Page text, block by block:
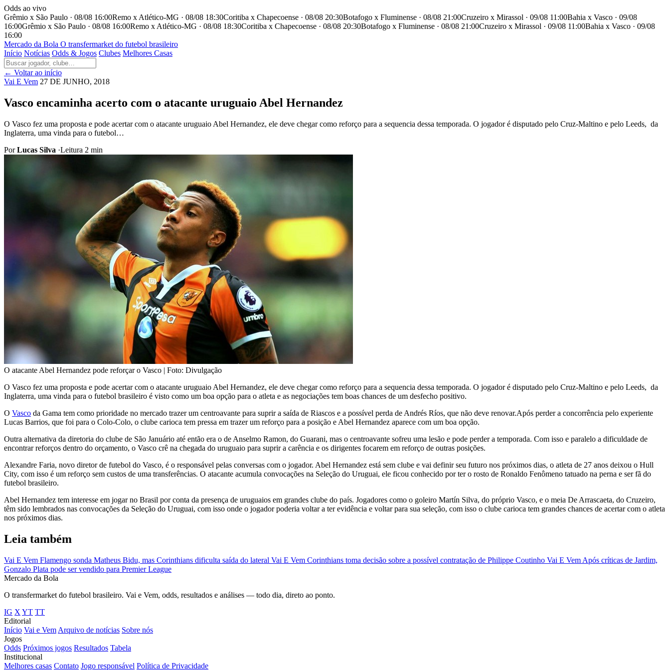
Odds ao vivo
Grêmio x São Paulo · 08/08 16:00Remo x Atlético-MG · 08/08 18:30Coritiba x Chapecoense · 08/08 20:30Botafogo x Fluminense · 08/08 21:00Cruzeiro x Mirassol · 09/08 11:00Bahia x Vasco · 09/08
16:00Grêmio x São Paulo · 08/08 16:00Remo x Atlético-MG · 08/08 18:30Coritiba x Chapecoense · 08/08 20:30Botafogo x Fluminense · 08/08 21:00Cruzeiro x Mirassol · 09/08 11:00Bahia x Vasco · 09/08
16:00
Mercado da Bola O transfermarket do futebol brasileiro
Início Notícias Odds & Jogos Clubes Melhores Casas
← Voltar ao início
Vai E Vem 27 DE JUNHO, 2018
Vasco encaminha acerto com o atacante uruguaio Abel Hernandez
O Vasco fez uma proposta e pode acertar com o atacante uruguaio Abel Hernandez, ele deve chegar como reforço para a sequencia dessa temporada. O jogador é disputado pelo Cruz-Maltino e pelo Leeds, da
Inglaterra, uma vinda para o futebol…
PorLucas Silva ·Leitura 2 min
O atacante Abel Hernandez pode reforçar o Vasco | Foto: Divulgação
O Vasco fez uma proposta e pode acertar com o atacante uruguaio Abel Hernandez, ele deve chegar como reforço para a sequencia dessa temporada. O jogador é disputado pelo Cruz-Maltino e pelo Leeds, da
Inglaterra, uma vinda para o futebol brasileiro é visto como um boa opção para o atleta e as negociações tem boas chances de um desfecho positivo.
O Vasco da Gama tem como prioridade no mercado trazer um centroavante para suprir a saída de Riascos e a possível perda de Andrés Ríos, que não deve renovar.Após perder a concorrência pelo experiente
Lucas Barrios, que foi para o Colo-Colo, o clube carioca tem pressa em trazer um reforço para a posição e Abel Hernandez aparece com um boa opção.
Outra alternativa da diretoria do clube de São Januário até então era o de Anselmo Ramon, do Guarani, mas o centroavante sofreu uma lesão e pode perder a temporada. Com isso e paralelo a dificuldade de
encontrar reforços dentro do orçamento, o Vasco crê na chegada do uruguaio para suprir a carência e os dirigentes focarem em reforço de outras posições.
Alexandre Faria, novo diretor de futebol do Vasco, é o responsável pelas conversas com o jogador. Abel Hernandez está sem clube e vai definir seu futuro nos próximos dias, o atleta de 27 anos deixou o Hull
City, com isso é um reforço sem custos de uma transferências. O atacante acumula convocações na Seleção do Uruguai, ele ficou conhecido por ter o rosto de Ronaldo Fenômeno tatuado na perna e ser fã do
futebol brasileiro.
Abel Hernandez tem interesse em jogar no Brasil por conta da presença de uruguaios em grandes clube do país. Jogadores como o goleiro Martín Silva, do próprio Vasco, e o meia De Arrascaeta, do Cruzeiro,
têm sido lembrados nas convocações da Seleção do Uruguai, com isso onde o jogador poderia voltar a ter evidência e voltar para sua seleção, com isso o clube carioca tem grandes chances de acertar com o atleta
nos próximos dias.
Leia também
Vai E Vem Flamengo sonda Matheus Bidu, mas Corinthians dificulta saída do lateral Vai E Vem Corinthians toma decisão sobre a possível contratação de Philippe Coutinho Vai E Vem Após críticas de Jardim,
Gonzalo Plata pode ser vendido para Premier League
Mercado da Bola
O transfermarket do futebol brasileiro. Vai e Vem, odds, resultados e análises — todo dia, direto ao ponto.
IG X YT TT
Editorial
Início Vai e Vem Arquivo de notícias Sobre nós
Jogos
Odds Próximos jogos Resultados Tabela
Institucional
Melhores casas Contato Jogo responsável Política de Privacidade